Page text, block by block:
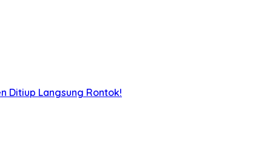
Ditiup Langsung Rontok!